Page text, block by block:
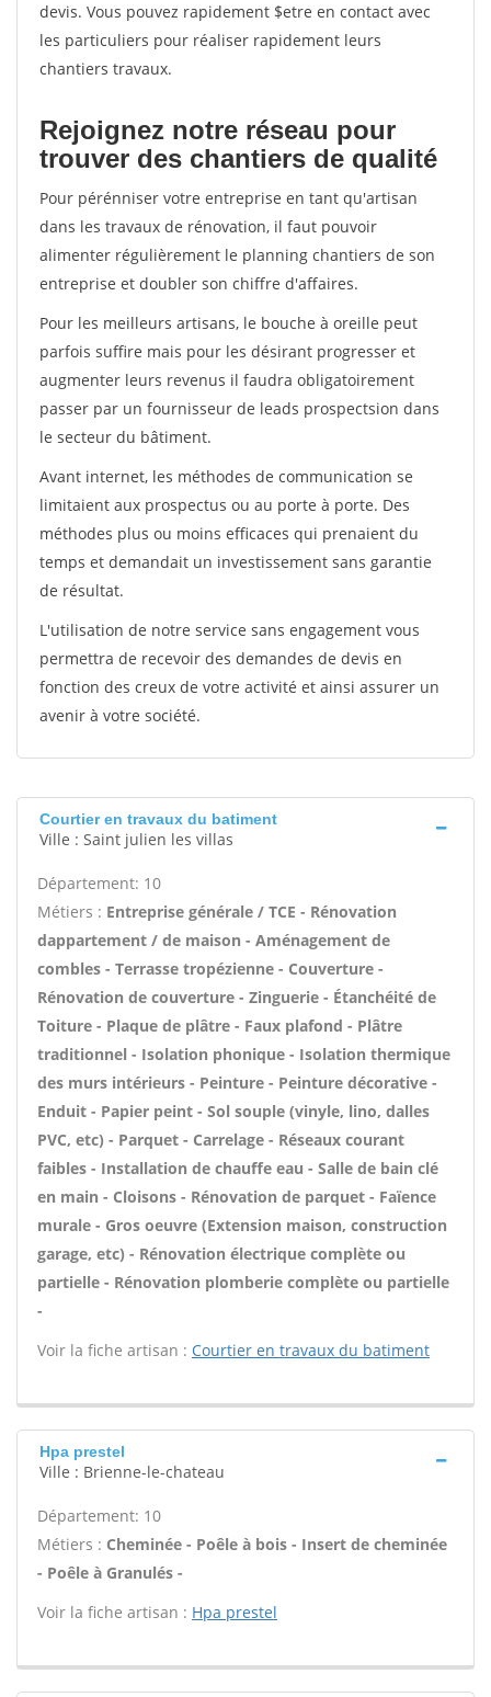
devis. Vous pouvez rapidement $etre en contact avec
les particuliers pour réaliser rapidement leurs
chantiers travaux.
Rejoignez notre réseau pour
trouver des chantiers de qualité
Pour pérénniser votre entreprise en tant qu'artisan
dans les travaux de rénovation, il faut pouvoir
alimenter régulièrement le planning chantiers de son
entreprise et doubler son chiffre d'affaires.
Pour les meilleurs artisans, le bouche à oreille peut
parfois suffire mais pour les désirant progresser et
augmenter leurs revenus il faudra obligatoirement
passer par un fournisseur de leads prospectsion dans
le secteur du bâtiment.
Avant internet, les méthodes de communication se
limitaient aux prospectus ou au porte à porte. Des
méthodes plus ou moins efficaces qui prenaient du
temps et demandait un investissement sans garantie
de résultat.
L'utilisation de notre service sans engagement vous
permettra de recevoir des demandes de devis en
fonction des creux de votre activité et ainsi assurer un
avenir à votre société.
Courtier en travaux du batiment
Ville : Saint julien les villas
Département: 10
Métiers : Entreprise générale / TCE - Rénovation
dappartement / de maison - Aménagement de
combles - Terrasse tropézienne - Couverture -
Rénovation de couverture - Zinguerie - Étanchéité de
Toiture - Plaque de plâtre - Faux plafond - Plâtre
traditionnel - Isolation phonique - Isolation thermique
des murs intérieurs - Peinture - Peinture décorative -
Enduit - Papier peint - Sol souple (vinyle, lino, dalles
PVC, etc) - Parquet - Carrelage - Réseaux courant
faibles - Installation de chauffe eau - Salle de bain clé
en main - Cloisons - Rénovation de parquet - Faïence
murale - Gros oeuvre (Extension maison, construction
garage, etc) - Rénovation électrique complète ou
partielle - Rénovation plomberie complète ou partielle
-
Voir la fiche artisan : Courtier en travaux du batiment
Hpa prestel
Ville : Brienne-le-chateau
Département: 10
Métiers : Cheminée - Poêle à bois - Insert de cheminée
- Poêle à Granulés -
Voir la fiche artisan : Hpa prestel